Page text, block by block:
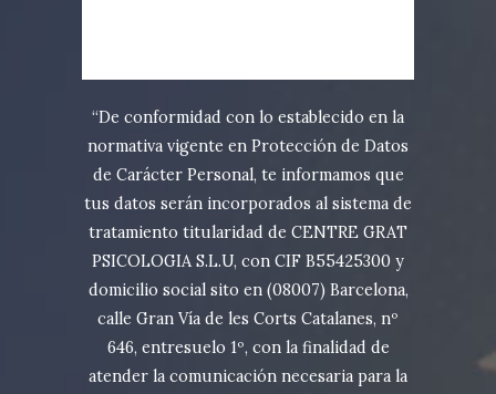
“De conformidad con lo establecido en la
normativa vigente en Protección de Datos
de Carácter Personal, te informamos que
tus datos serán incorporados al sistema de
tratamiento titularidad de CENTRE GRAT
PSICOLOGIA S.L.U, con CIF B55425300 y
domicilio social sito en (08007) Barcelona,
calle Gran Vía de les Corts Catalanes, nº
646, entresuelo 1º, con la finalidad de
atender la comunicación necesaria para la